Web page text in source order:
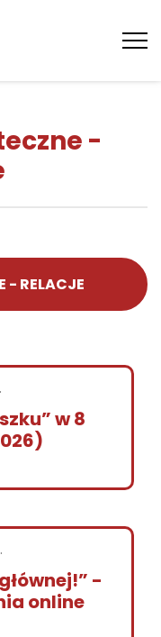
-
- RELACJE
w 8
-
online